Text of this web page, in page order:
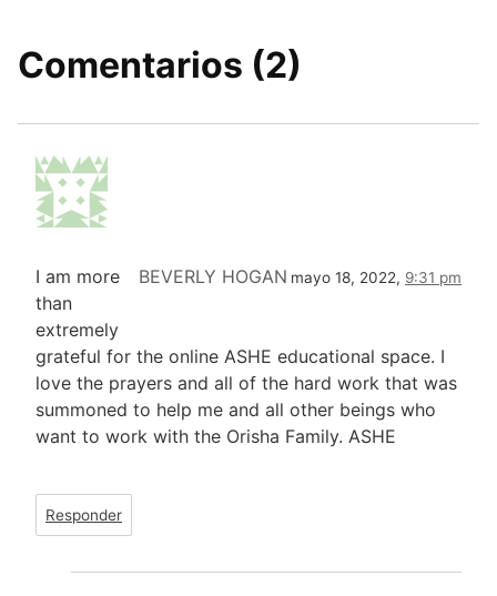
Comentarios (2)
BEVERLY HOGAN mayo 18, 2022, 9:31 pm
I am more
than
extremely
grateful for the online ASHE educational space. I
love the prayers and all of the hard work that was
summoned to help me and all other beings who
want to work with the Orisha Family. ASHE
Responder